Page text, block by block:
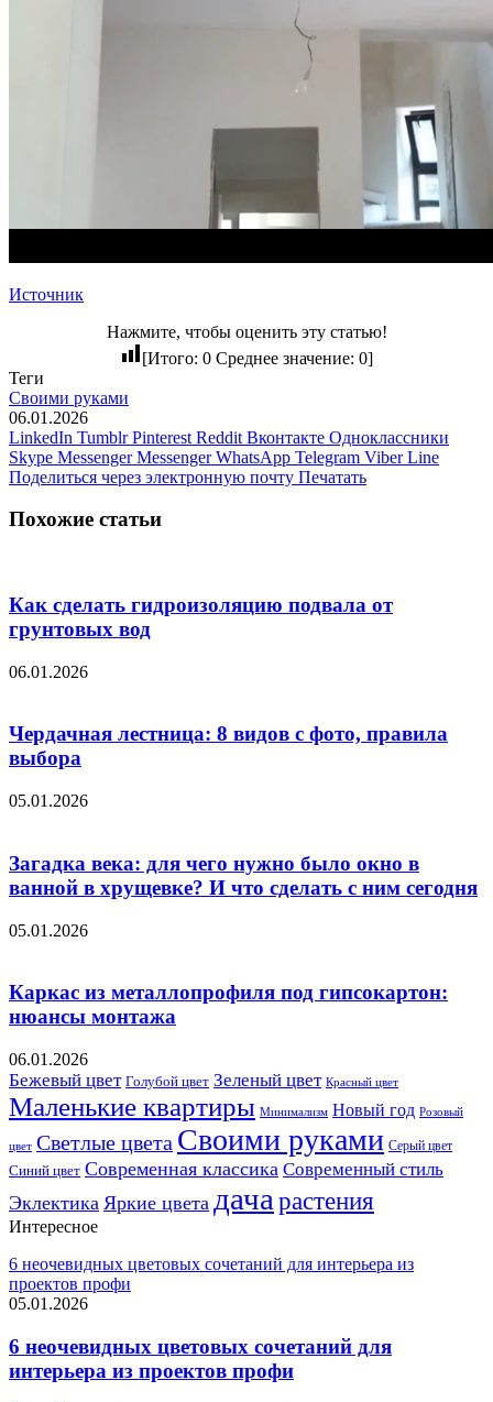
Источник
Нажмите, чтобы оценить эту статью!
[Итого: 0 Среднее значение: 0]
Теги
Своими руками
06.01.2026
LinkedIn Tumblr Pinterest Reddit Вконтакте Одноклассники
Skype Messenger Messenger WhatsApp Telegram Viber Line
Поделиться через электронную почту Печатать
Похожие статьи
Как сделать гидроизоляцию подвала от
грунтовых вод
06.01.2026
Чердачная лестница: 8 видов с фото, правила
выбора
05.01.2026
Загадка века: для чего нужно было окно в
ванной в хрущевке? И что сделать с ним сегодня
05.01.2026
Каркас из металлопрофиля под гипсокартон:
нюансы монтажа
06.01.2026
Бежевый цвет Голубой цвет Зеленый цвет Красный цвет
Маленькие квартиры Минимализм Новый год Розовый
цвет Светлые цвета Своими руками Серый цвет
Синий цвет Современная классика Современный стиль
Эклектика Яркие цвета дача растения
Интересное
6 неочевидных цветовых сочетаний для интерьера из
проектов профи
05.01.2026
6 неочевидных цветовых сочетаний для
интерьера из проектов профи